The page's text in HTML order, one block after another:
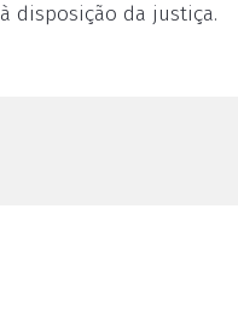
disposição da justiça.